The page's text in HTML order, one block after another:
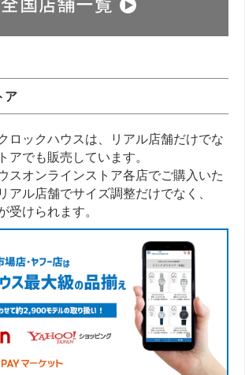
ア
ロックハウスは、リアル店舗だけでな
アでも販売しています。
スオンラインストア各店でご購入いた
アル店舗でサイズ調整だけでなく、
受けられます。